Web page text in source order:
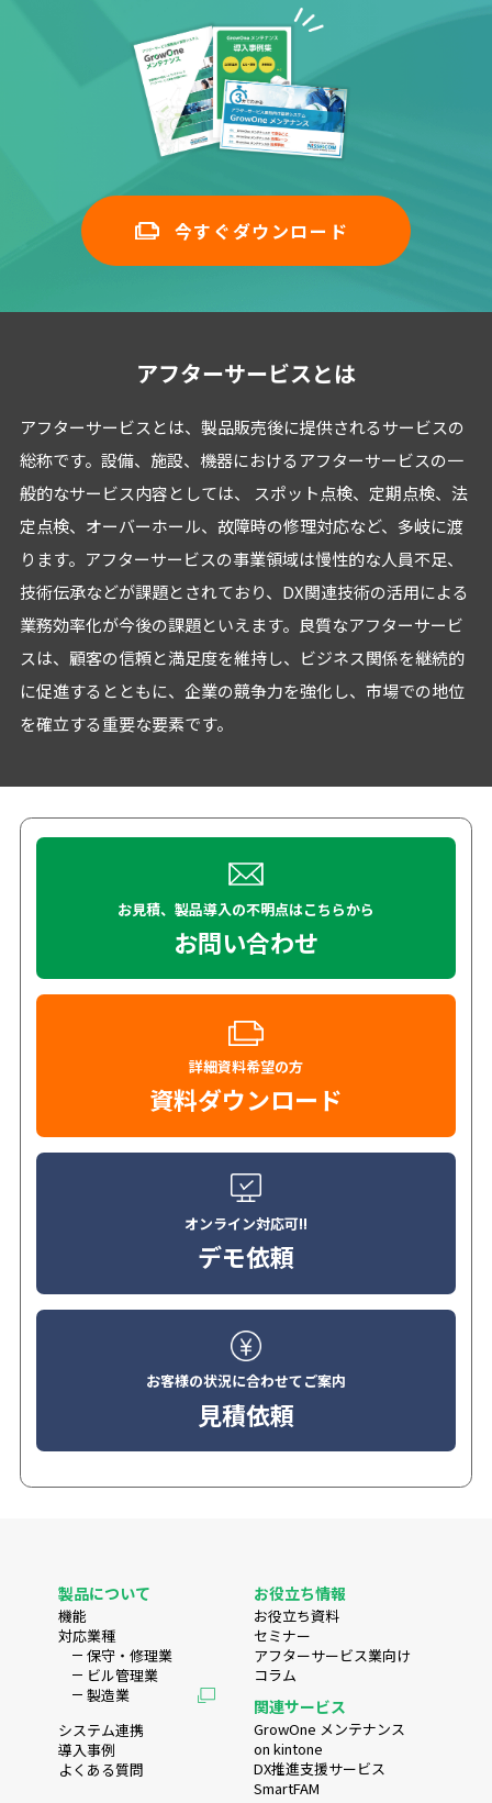
今すぐダウンロード
アフターサービスとは
アフターサービスとは、製品販売後に提供されるサービスの
総称です。設備、施設、機器におけるアフターサービスの一
般的なサービス内容としては、 スポット点検、定期点検、法
定点検、オーバーホール、故障時の修理対応など、多岐に渡
ります。アフターサービスの事業領域は慢性的な人員不足、
技術伝承などが課題とされており、DX関連技術の活用による
業務効率化が今後の課題といえます。良質なアフターサービ
スは、顧客の信頼と満足度を維持し、ビジネス関係を継続的
に促進するとともに、企業の競争力を強化し、市場での地位
を確立する重要な要素です。
お見積、製品導入の不明点はこちらから
お問い合わせ
詳細資料希望の方
資料ダウンロード
オンライン対応可!!
デモ依頼
お客様の状況に合わせてご案内
見積依頼
製品について
機能
対応業種
保守・修理業
ビル管理業
製造業
システム連携
導入事例
よくある質問
お役立ち情報
お役立ち資料
セミナー
アフターサービス業向け
コラム
関連サービス
GrowOne メンテナンス
on kintone
DX推進支援サービス
SmartFAM